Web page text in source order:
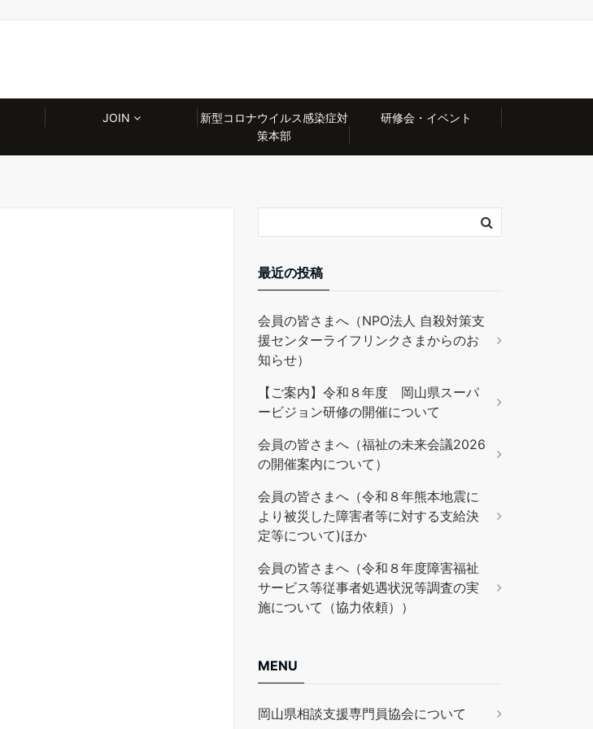
JOIN
新型コロナウイルス感染症対
策本部
研修会・イベント
最近の投稿
会員の皆さまへ（NPO法人 自殺対策支
援センターライフリンクさまからのお
知らせ）
【ご案内】令和８年度 岡山県スーパ
ービジョン研修の開催について
会員の皆さまへ（福祉の未来会議2026
の開催案内について）
会員の皆さまへ（令和８年熊本地震に
より被災した障害者等に対する支給決
定等について)ほか
会員の皆さまへ（令和８年度障害福祉
サービス等従事者処遇状況等調査の実
施について（協力依頼））
MENU
岡山県相談支援専門員協会について